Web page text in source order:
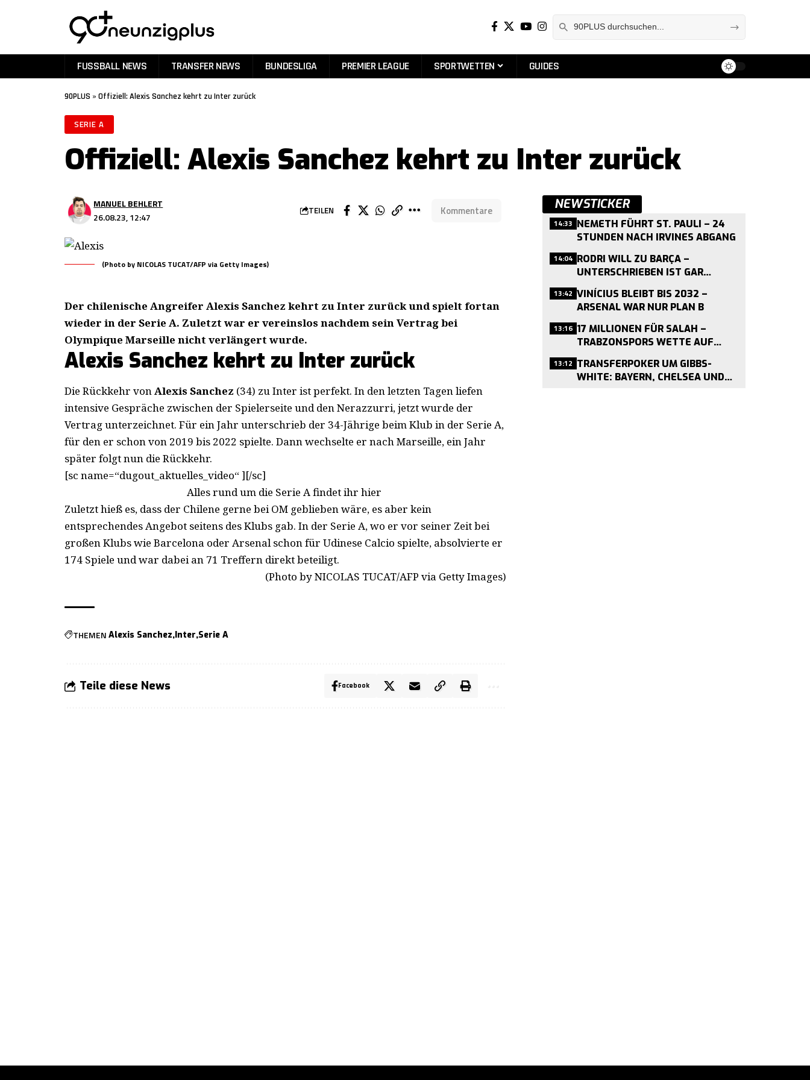
FUSSBALL NEWS TRANSFER NEWS BUNDESLIGA PREMIER LEAGUE SPORTWETTEN GUIDES
90PLUS » Offiziell: Alexis Sanchez kehrt zu Inter zurück
SERIE A
Offiziell: Alexis Sanchez kehrt zu Inter zurück
26.08.23, 12:47
MANUEL BEHLERT
TEILEN Kommentare
(Photo by NICOLAS TUCAT/AFP via Getty Images)
Der chilenische Angreifer Alexis Sanchez kehrt zu Inter zurück und spielt fortan
wieder in der Serie A. Zuletzt war er vereinslos nachdem sein Vertrag bei
Olympique Marseille nicht verlängert wurde.
Alexis Sanchez kehrt zu Inter zurück
Die Rückkehr vonAlexis Sanchez (34) zu Inter ist perfekt. In den letzten Tagen liefen
intensive Gespräche zwischen der Spielerseite und den Nerazzurri, jetzt wurde der
Vertrag unterzeichnet. Für ein Jahr unterschrieb der 34-Jährige beim Klub in der Serie A,
für den er schon von 2019 bis 2022 spielte. Dann wechselte er nach Marseille, ein Jahr
später folgt nun die Rückkehr.
[sc name=“dugout_aktuelles_video“ ][/sc]
Alles rund um die Serie A findet ihr hier
Zuletzt hieß es, dass der Chilene gerne bei OM geblieben wäre, es aber kein
entsprechendes Angebot seitens des Klubs gab. In der Serie A, wo er vor seiner Zeit bei
großen Klubs wie Barcelona oder Arsenal schon für Udinese Calcio spielte, absolvierte er
174 Spiele und war dabei an 71 Treffern direkt beteiligt.
(Photo by NICOLAS TUCAT/AFP via Getty Images)
THEMEN Alexis Sanchez Inter Serie A
Teile diese News Facebook
NEWSTICKER
14:33 NEMETH FÜHRT ST. PAULI – 24
STUNDEN NACH IRVINES ABGANG
14:04 RODRI WILL ZU BARÇA –
UNTERSCHRIEBEN IST GAR
NICHTS
13:42 VINÍCIUS BLEIBT BIS 2032 –
ARSENAL WAR NUR PLAN B
13:16 17 MILLIONEN FÜR SALAH –
TRABZONSPORS WETTE AUF
13:12 TRANSFERPOKER UM GIBBS-
WHITE: BAYERN, CHELSEA UND